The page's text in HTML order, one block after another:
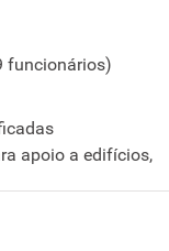
funcionários)
apoio a edifícios,